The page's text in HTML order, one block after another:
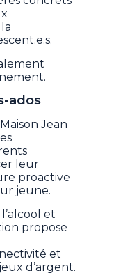
ados
Jean
leur
proactive
jeune.
et
propose
et
d’argent.